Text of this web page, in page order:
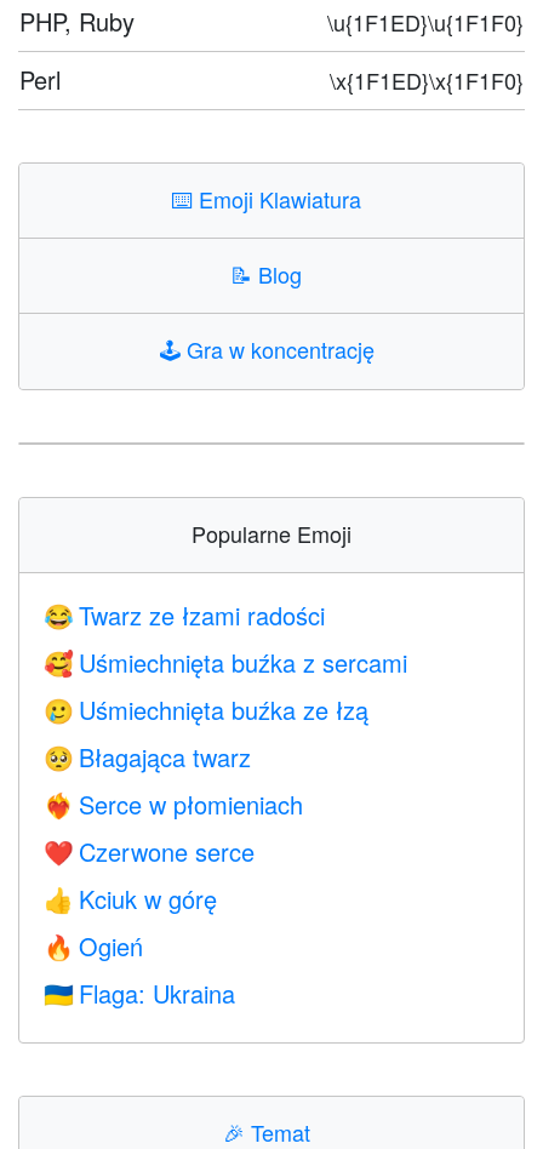
PHP, Ruby \u{1F1ED}\u{1F1F0}
Perl \x{1F1ED}\x{1F1F0}
⌨️ Emoji Klawiatura
📝 Blog
🕹️Gra w koncentrację
Popularne Emoji
😂 Twarz ze łzami radości
🥰 Uśmiechnięta buźka z sercami
🥲 Uśmiechnięta buźka ze łzą
🥺 Błagająca twarz
❤️‍🔥 Serce w płomieniach
❤️ Czerwone serce
👍 Kciuk w górę
🔥 Ogień
🇺🇦 Flaga: Ukraina
🎉 Temat